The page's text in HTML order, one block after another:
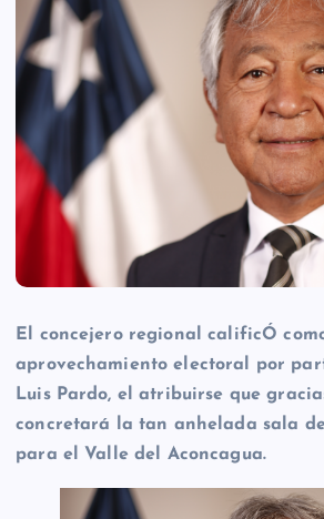
El concejero regional calificÓ
aprovechamiento electoral por
Luis Pardo, el atribuirse que
concretará la tan anhelada sala
para el Valle del Aconcagua.